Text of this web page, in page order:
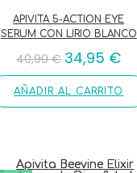
APIVITA 5-ACTION EYE
SERUM CON LIRIO BLANCO
40,90€ 34,95 €
AÑADIR AL CARRITO